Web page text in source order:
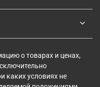
о товарах и ценах,
каких условиях не